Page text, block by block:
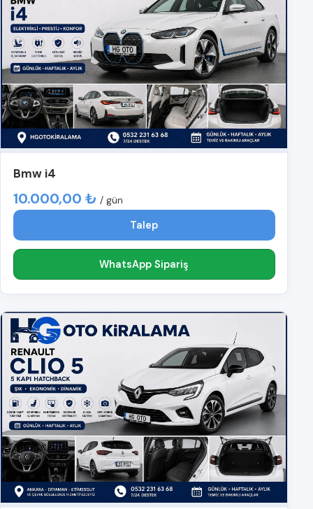
Bmw i4
10.000,00 ₺ / gün
Talep
WhatsApp Sipariş